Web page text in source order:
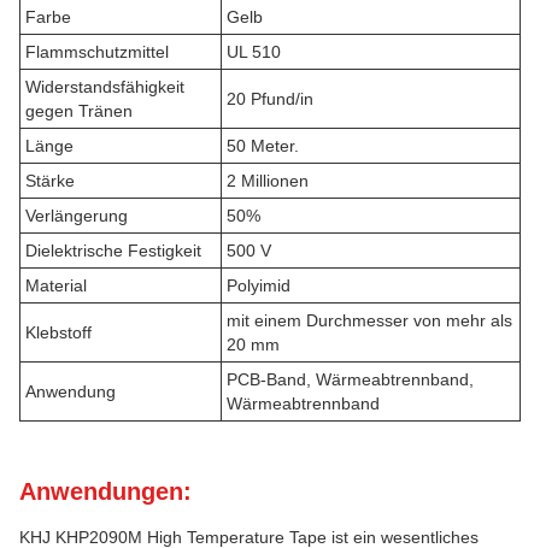
Farbe
Gelb
Flammschutzmittel
UL 510
Widerstandsfähigkeit
gegen Tränen
20 Pfund/in
Länge
50 Meter.
Stärke
2 Millionen
Verlängerung
50%
Dielektrische Festigkeit
500 V
Material
Polyimid
Klebstoff
mit einem Durchmesser von mehr als
20 mm
Anwendung
PCB-Band, Wärmeabtrennband,
Wärmeabtrennband
Anwendungen:
KHJ KHP2090M High Temperature Tape ist ein wesentliches